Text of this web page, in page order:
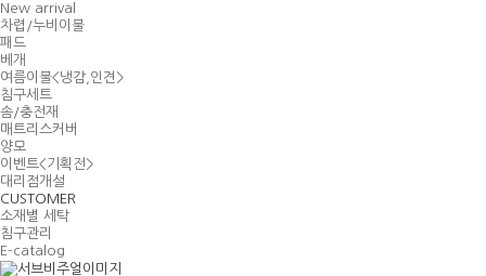
New arrival
차렵/누비이불
패드
베개
여름이불<냉감,인견>
침구세트
솜/충전재
매트리스커버
양모
이벤트<기획전>
대리점개설
CUSTOMER
소재별 세탁
침구관리
E-catalog